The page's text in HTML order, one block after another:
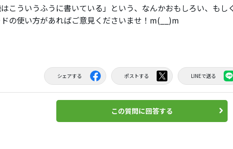
はこういうふうに書いている」という、なんかおもしろい、もし
の使い方があればご意見くださいませ！m(__)m
シェアする ポストする LINEで送る
この質問に回答する